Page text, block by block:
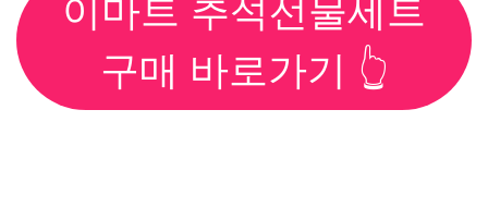
이마트 추석선물세트
구매 바로가기 👆